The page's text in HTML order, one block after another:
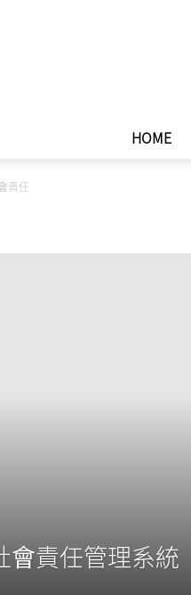
HOME
責任
會責任管理系統